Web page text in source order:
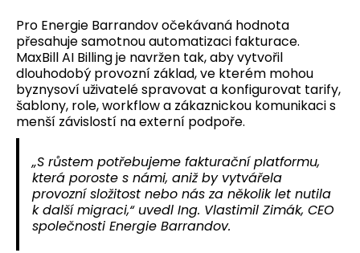
Pro Energie Barrandov očekávaná hodnota
přesahuje samotnou automatizaci fakturace.
MaxBill AI Billing je navržen tak, aby vytvořil
dlouhodobý provozní základ, ve kterém mohou
byznysoví uživatelé spravovat a konfigurovat tarify,
šablony, role, workflow a zákaznickou komunikaci s
menší závislostí na externí podpoře.
„S růstem potřebujeme fakturační platformu,
která poroste s námi, aniž by vytvářela
provozní složitost nebo nás za několik let nutila
k další migraci,“ uvedl Ing. Vlastimil Zimák, CEO
společnosti Energie Barrandov.